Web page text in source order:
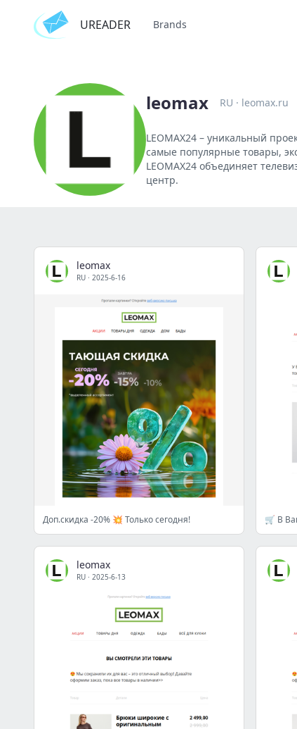
UREADER Brands
leomax RU · leomax.ru
LEOMAX24 – уникальный
самые популярные товары,
LEOMAX24 объединяет
центр.
leomax
RU · 2025-6-16
Доп.скидка -20% 💥 Только сегодня! 🛒 В
leomax
RU · 2025-6-13